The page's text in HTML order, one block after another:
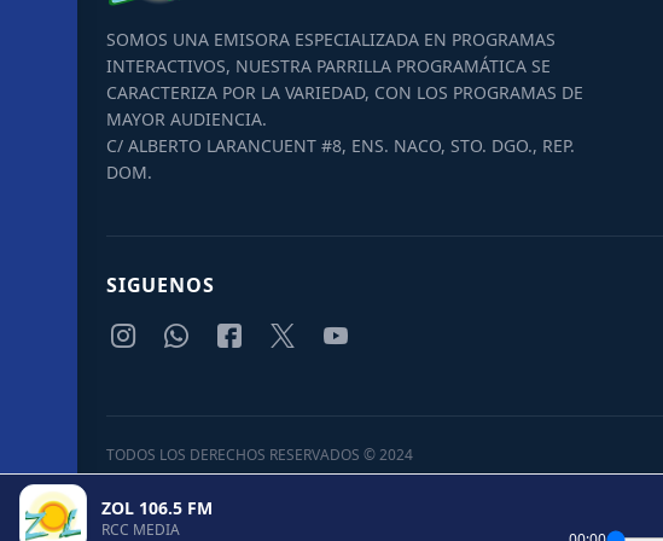
SOMOS UNA EMISORA ESPECIALIZADA EN PROGRAMAS
INTERACTIVOS, NUESTRA PARRILLA PROGRAMÁTICA SE
CARACTERIZA POR LA VARIEDAD, CON LOS PROGRAMAS DE
MAYOR AUDIENCIA.
C/ ALBERTO LARANCUENT #8, ENS. NACO, STO. DGO., REP.
DOM.
SIGUENOS
TODOS LOS DERECHOS RESERVADOS © 2024
ZOL 106.5 FM
RCC MEDIA